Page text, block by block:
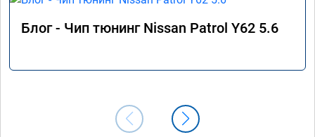
Блог - Чип тюнинг Nissan Patrol Y62 5.6